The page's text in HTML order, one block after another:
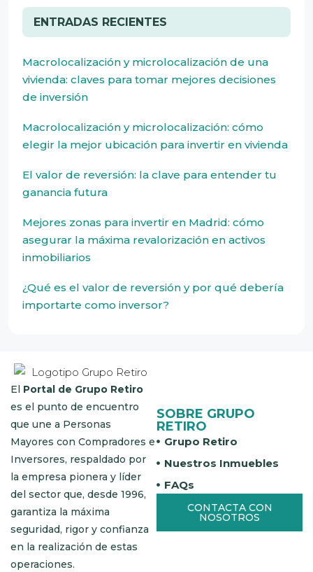
ENTRADAS RECIENTES
Macrolocalización y microlocalización de una
vivienda: claves para tomar mejores decisiones
de inversión
Macrolocalización y microlocalización: cómo
elegir la mejor ubicación para invertir en vivienda
El valor de reversión: la clave para entender tu
ganancia futura
Mejores zonas para invertir en Madrid: cómo
asegurar la máxima revalorización en activos
inmobiliarios
¿Qué es el valor de reversión y por qué debería
importarte como inversor?
El Portal de Grupo Retiro
es el punto de encuentro
que une a Personas
Mayores con Compradores e
Inversores, respaldado por
la empresa pionera y líder
del sector que, desde 1996,
garantiza la máxima
seguridad, rigor y confianza
en la realización de estas
operaciones.
SOBRE GRUPO
RETIRO
Grupo Retiro
Nuestros Inmuebles
FAQs
CONTACTA CON
NOSOTROS